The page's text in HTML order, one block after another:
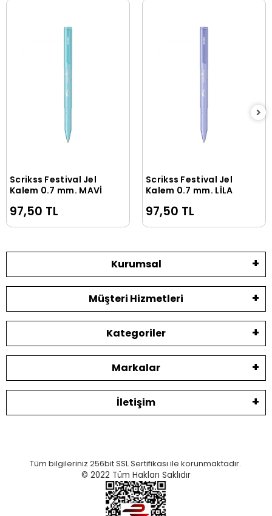
Sepete Ekle
Scrikss Festival Jel
Kalem 0.7 mm. MAVİ
97,50 TL
Sepete Ekle
Scrikss Festival Jel
Kalem 0.7 mm. LİLA
97,50 TL
Kurumsal
Müşteri Hizmetleri
Kategoriler
Markalar
İletişim
Tüm bilgileriniz 256bit SSL Sertifikası ile korunmaktadır.
© 2022 Tüm Hakları Saklıdır